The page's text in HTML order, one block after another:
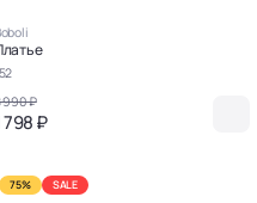
990 ₽
798 ₽
75% SALE